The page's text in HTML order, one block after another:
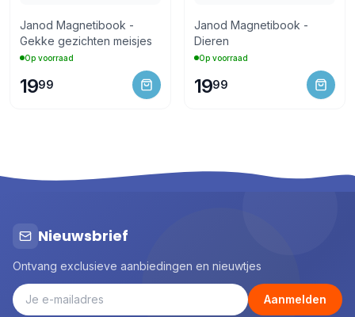
Janod Magnetibook -
Gekke gezichten meisjes
Op voorraad
1999
Janod Magnetibook -
Dieren
Op voorraad
1999
Nieuwsbrief
Ontvang exclusieve aanbiedingen en nieuwtjes
Aanmelden